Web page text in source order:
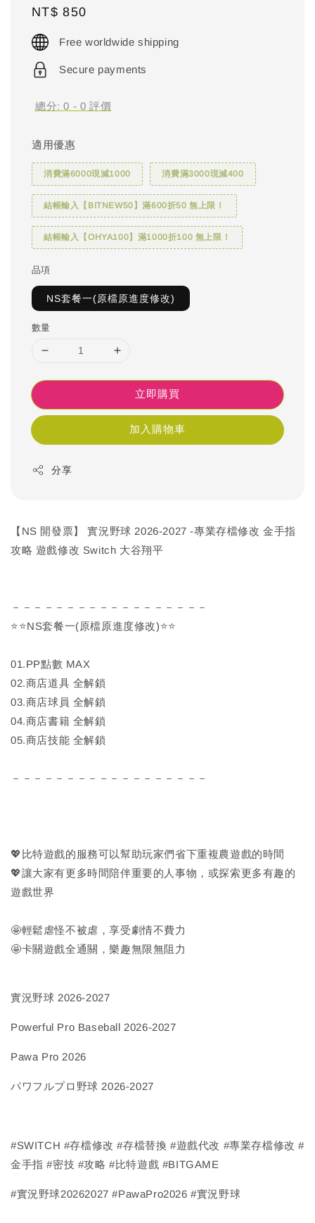
Regular
price
NT$ 850
Free worldwide shipping
Secure payments
總分:0 - 0 評價
適用優惠
消費滿6000現減1000 消費滿3000現減400
結帳輸入【BITNEW50】滿600折50 無上限！
結帳輸入【OHYA100】滿1000折100 無上限！
品項
NS套餐一(原檔原進度修改)
數量
立即購買
加入購物車
分享
【NS 開發票】 實況野球 2026-2027 -專業存檔修改 金手指
攻略 遊戲修改 Switch 大谷翔平
－－－－－－－－－－－－－－－－－－
⭐⭐NS套餐一(原檔原進度修改)⭐⭐
01.PP點數 MAX
02.商店道具 全解鎖
03.商店球員 全解鎖
04.商店書籍 全解鎖
05.商店技能 全解鎖
－－－－－－－－－－－－－－－－－－
💖比特遊戲的服務可以幫助玩家們省下重複農遊戲的時間
💖讓大家有更多時間陪伴重要的人事物，或探索更多有趣的
遊戲世界
🤩輕鬆虐怪不被虐，享受劇情不費力
🤩卡關遊戲全通關，樂趣無限無阻力
實況野球 2026-2027
Powerful Pro Baseball 2026-2027
Pawa Pro 2026
パワフルプロ野球 2026-2027
#SWITCH #存檔修改 #存檔替換 #遊戲代改 #專業存檔修改 #
金手指 #密技 #攻略 #比特遊戲 #BITGAME
#實況野球20262027 #PawaPro2026 #實況野球